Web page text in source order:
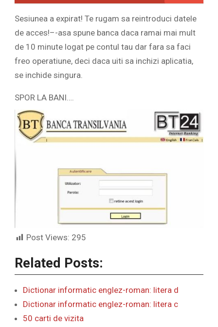
Sesiunea a expirat! Te rugam sa reintroduci datele
de acces!–-asa spune banca daca ramai mai mult
de 10 minute logat pe contul tau dar fara sa faci
freo operatiune, deci daca uiti sa inchizi aplicatia,
se inchide singura.
SPOR LA BANI….
Post Views: 295
Related Posts:
Dictionar informatic englez-roman: litera d
Dictionar informatic englez-roman: litera c
50 carti de vizita